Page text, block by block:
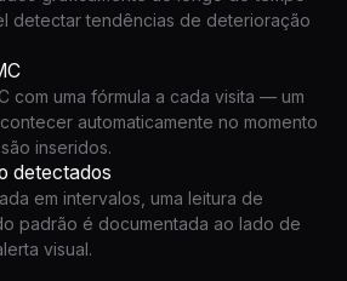
detectar tendências de deterioração
com uma fórmula a cada visita — um
automaticamente no momento
inseridos.
detectados
em intervalos, uma leitura de
padrão é documentada ao lado de
visual.